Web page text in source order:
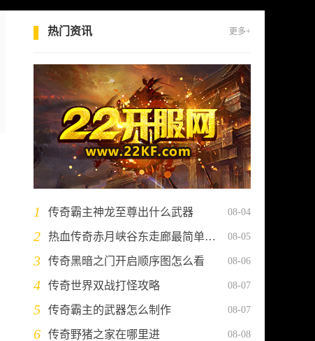
热门资讯 更多+
1 传奇霸主神龙至尊出什么武器 08-04
2 热血传奇赤月峡谷东走廊最简单三个步骤 08-05
3 传奇黑暗之门开启顺序图怎么看 08-06
4 传奇世界双战打怪攻略 08-07
5 传奇霸主的武器怎么制作 08-07
6 传奇野猪之家在哪里进 08-08